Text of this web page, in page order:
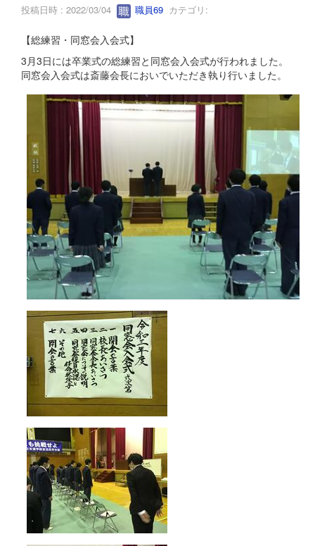
投稿日時 : 2022/03/04 職員69 カテゴリ:
【総練習・同窓会入会式】
3月3日には卒業式の総練習と同窓会入会式が行われました。
同窓会入会式は斎藤会長においでいただき執り行いました。